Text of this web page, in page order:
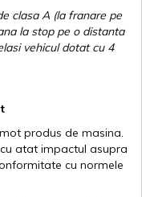
clasa A (la franare pe
la stop pe o distanta
vehicul dotat cu 4
produs de masina.
atat impactul asupra
cu normele